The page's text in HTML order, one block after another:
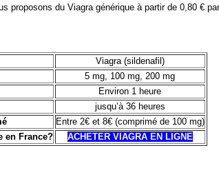
proposons du Viagra générique à partir de 0,80 €
Viagra (sildenafil)
5 mg, 100 mg, 200 mg
Environ 1 heure
jusqu’à 36 heures
Entre 2€ et 8€ (comprimé de 100 mg)
en France?
ACHETER VIAGRA EN LIGNE